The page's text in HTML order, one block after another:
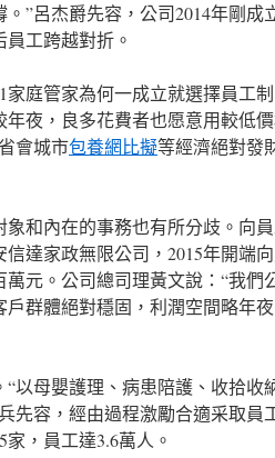
”呂杰爵先容，公司2014年剛成
工跨越對折。
庭管家為何一成立就選擇員工
夜，良多花費者也愿意用較低
會城市包養網比擬等經濟絕對發
和內在的事務也有所分歧。向
達家政無限公司，2015年開端
萬元。公司總司理黃文說：“我們
群體絕對穩固，利潤空間略年
以母嬰護理、病患陪護、收拾收
先容，經由過程激勵合適采取員
，員工達3.6萬人。